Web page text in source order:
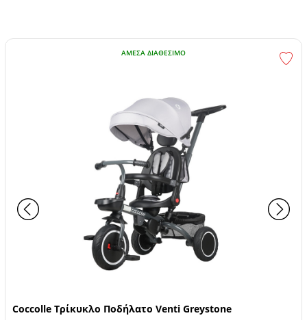
ΆΜΕΣΑ ΔΙΑΘΈΣΙΜΟ
Coccolle Τρίκυκλο Ποδήλατο Venti Greystone